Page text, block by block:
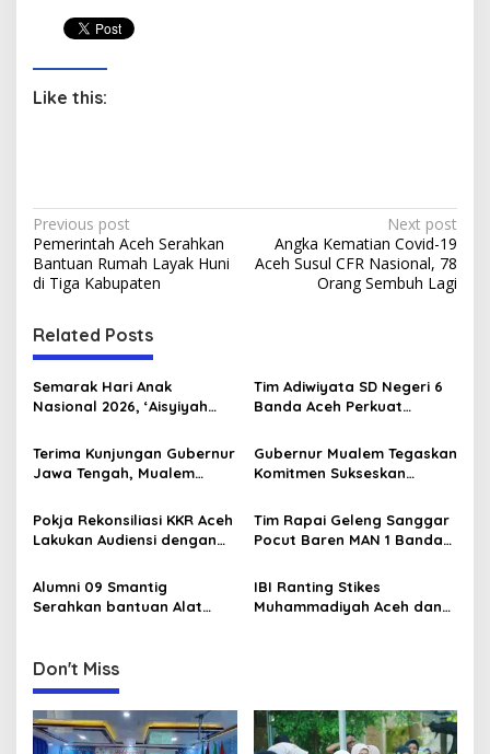
Like this:
P
o
s
t
n
a
v
i
g
t
o
Previous post
Pemerintah Aceh Serahkan
Bantuan Rumah Layak Huni
di Tiga Kabupaten
Next post
Angka Kematian Covid-19
Aceh Susul CFR Nasional, 78
Orang Sembuh Lagi
Related Posts
Semarak Hari Anak
Nasional 2026, ‘Aisyiyah
Perlombaan Kreatif di
Universitas Ahmad Dahlan
Tim Adiwiyata SD Negeri 6
Banda Aceh Perkuat
Kunjungan Lapangan “FOLU
Goes to School”
Terima Kunjungan Gubernur
Jawa Tengah, Mualem
Daerah
Gubernur Mualem Tegaskan
Komitmen Sukseskan
di Aceh
Pokja Rekonsiliasi KKR Aceh
Lakukan Audiensi dengan
Aceh Bahas Kurikulum
Pendidikan Damai
Tim Rapai Geleng Sanggar
Pocut Baren MAN 1 Banda
Internasional di Malaysia
Alumni 09 Smantig
Serahkan bantuan Alat
IBI Ranting Stikes
Muhammadiyah Aceh dan
Don't Miss